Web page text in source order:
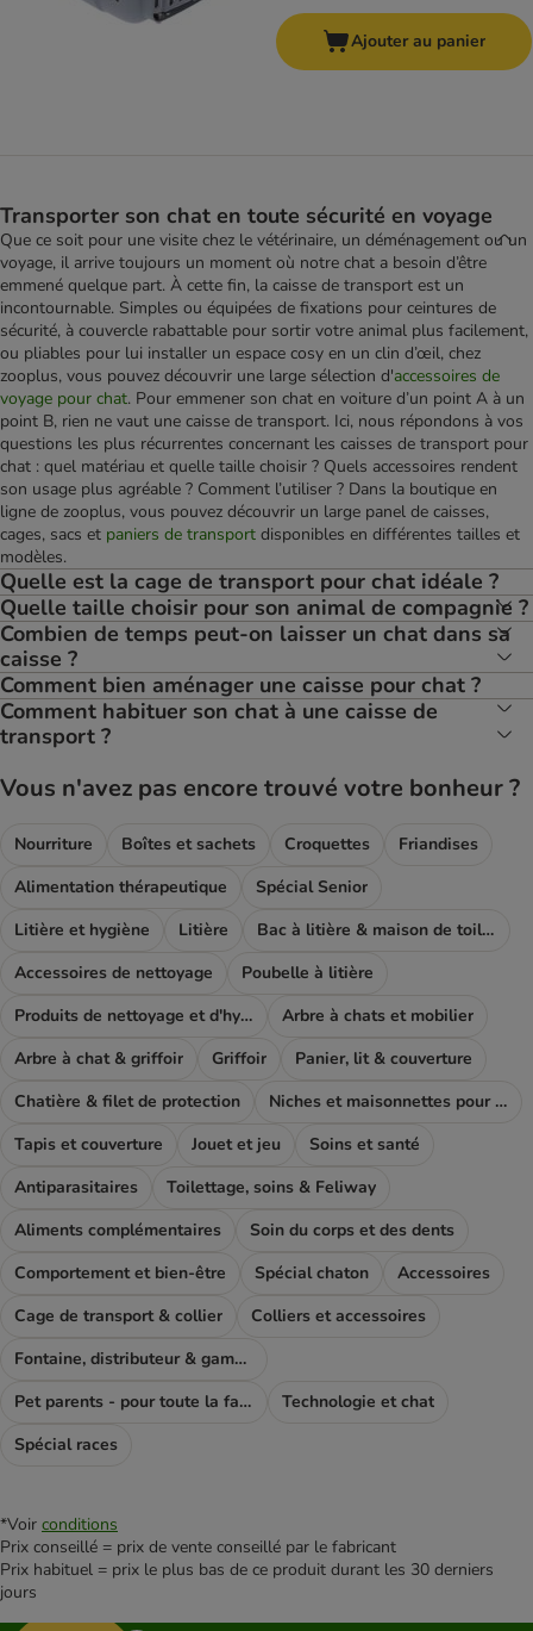
Ajouter au panier
Transporter son chat en toute sécurité en voyage
Que ce soit pour une visite chez le vétérinaire, un déménagement ou un
voyage, il arrive toujours un moment où notre chat a besoin d’être
emmené quelque part. À cette fin, la caisse de transport est un
incontournable. Simples ou équipées de fixations pour ceintures de
sécurité, à couvercle rabattable pour sortir votre animal plus facilement,
ou pliables pour lui installer un espace cosy en un clin d’œil, chez
zooplus, vous pouvez découvrir une large sélection d'accessoires de
voyage pour chat. Pour emmener son chat en voiture d’un point A à un
point B, rien ne vaut une caisse de transport. Ici, nous répondons à vos
questions les plus récurrentes concernant les caisses de transport pour
chat : quel matériau et quelle taille choisir ? Quels accessoires rendent
son usage plus agréable ? Comment l’utiliser ? Dans la boutique en
ligne de zooplus, vous pouvez découvrir un large panel de caisses,
cages, sacs et paniers de transport disponibles en différentes tailles et
modèles.
Quelle est la cage de transport pour chat idéale ?
Quelle taille choisir pour son animal de compagnie ?
Combien de temps peut-on laisser un chat dans sa
caisse ?
Comment bien aménager une caisse pour chat ?
Comment habituer son chat à une caisse de
transport ?
Vous n'avez pas encore trouvé votre bonheur ?
Nourriture Boîtes et sachets Croquettes
Friandises
Alimentation thérapeutique
Spécial Senior
Litière et hygiène
Litière
Bac à litière & maison de toilette
Accessoires de nettoyage
Poubelle à litière
Produits de nettoyage et d'hygiène
Arbre à chats et mobilier
Arbre à chat & griffoir
Griffoir
Panier, lit & couverture
Chatière & filet de protection
Niches et maisonnettes pour chat
Tapis et couverture
Jouet et jeu
Soins et santé
Antiparasitaires
Toilettage, soins & Feliway
Aliments complémentaires
Soin du corps et des dents
Comportement et bien-être
Spécial chaton
Accessoires
Cage de transport & collier
Colliers et accessoires
Fontaine, distributeur & gamelle
Pet parents - pour toute la famile
Technologie et chat
Spécial races
*Voir conditions
Prix conseillé = prix de vente conseillé par le fabricant
Prix habituel = prix le plus bas de ce produit durant les 30 derniers
jours